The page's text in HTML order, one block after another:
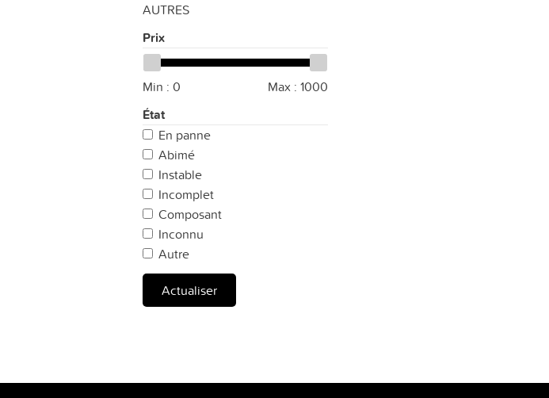
AUTRES
Prix
Min : 0 Max : 1000
État
En panne
Abimé
Instable
Incomplet
Composant
Inconnu
Autre
Actualiser